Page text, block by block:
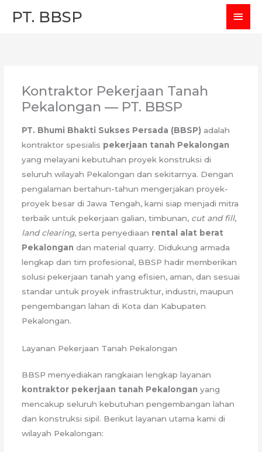
PT. BBSP
Kontraktor Pekerjaan Tanah
Pekalongan — PT. BBSP
PT. Bhumi Bhakti Sukses Persada (BBSP) adalah
kontraktor spesialis pekerjaan tanah Pekalongan
yang melayani kebutuhan proyek konstruksi di
seluruh wilayah Pekalongan dan sekitarnya. Dengan
pengalaman bertahun-tahun mengerjakan proyek-
proyek besar di Jawa Tengah, kami siap menjadi mitra
terbaik untuk pekerjaan galian, timbunan, cut and fill,
land clearing, serta penyediaan rental alat berat
Pekalongan dan material quarry. Didukung armada
lengkap dan tim profesional, BBSP hadir memberikan
solusi pekerjaan tanah yang efisien, aman, dan sesuai
standar untuk proyek infrastruktur, industri, maupun
pengembangan lahan di Kota dan Kabupaten
Pekalongan.
Layanan Pekerjaan Tanah Pekalongan
BBSP menyediakan rangkaian lengkap layanan
kontraktor pekerjaan tanah Pekalongan yang
mencakup seluruh kebutuhan pengembangan lahan
dan konstruksi sipil. Berikut layanan utama kami di
wilayah Pekalongan: